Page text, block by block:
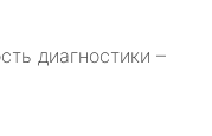
диагностики –